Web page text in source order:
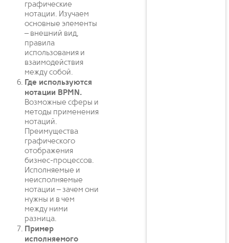
графические
нотации. Изучаем
основные элементы
– внешний вид,
правила
использования и
взаимодействия
между собой.
Где используются
нотации BPMN.
Возможные сферы и
методы применения
нотаций.
Преимущества
графического
отображения
бизнес-процессов.
Исполняемые и
неисполняемые
нотации – зачем они
нужны и в чем
между ними
разница.
Пример
исполняемого